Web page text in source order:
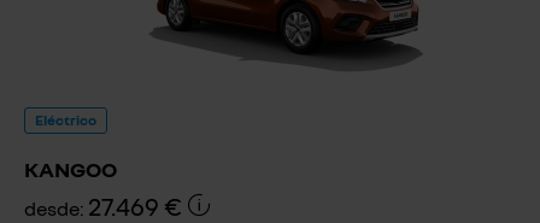
Eléctrico
KANGOO
desde: 27.469 €